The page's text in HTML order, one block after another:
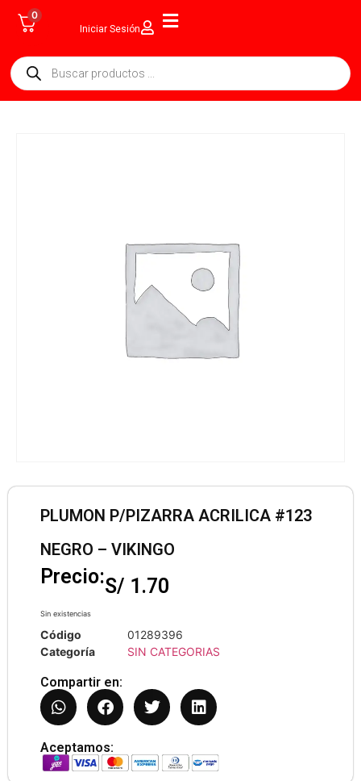
0
Iniciar Sesión
PLUMON P/PIZARRA ACRILICA #123
NEGRO – VIKINGO
Precio:S/ 1.70
Sin existencias
Código
01289396
Categoría
SIN CATEGORIAS
Compartir en:
Aceptamos: